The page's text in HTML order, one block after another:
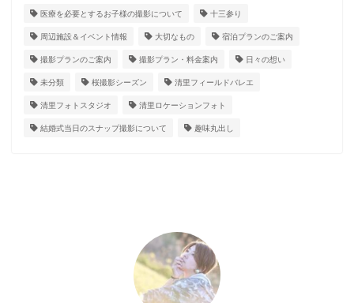
医療を必要とするお子様の撮影について 十三参り
周辺施設＆イベント情報 大切なもの 宿泊プランのご案内
撮影プランのご案内 撮影プラン・料金案内 日々の想い
未分類 桜撮影シーズン 清里フィールドバレエ
清里フォトスタジオ 清里ロケーションフォト
結婚式当日のスナップ撮影について 趣味丸出し